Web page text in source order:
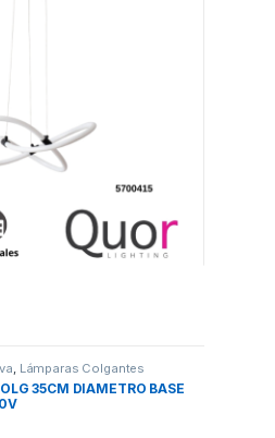
, Lámparas Colgantes
35CM DIAMETRO BASE